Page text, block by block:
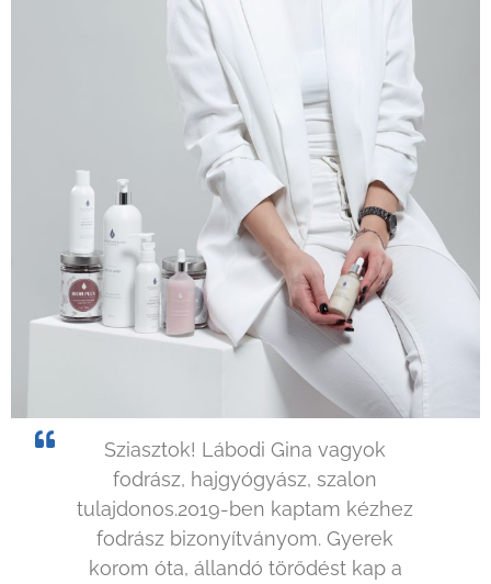
Sziasztok! Lábodi Gina vagyok
fodrász, hajgyógyász, szalon
tulajdonos.2019-ben kaptam kézhez
fodrász bizonyítványom. Gyerek
korom óta, állandó törődést kap a